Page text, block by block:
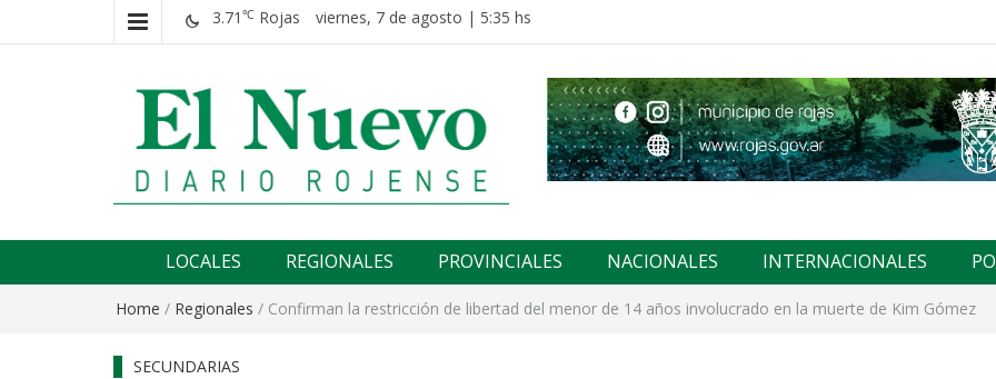
3.71 ℃ Rojas viernes, 7 de agosto | 5:35 hs
El nuevo rojense
LOCALES REGIONALES PROVINCIALES NACIONALES INTERNACIONALES
Home / Regionales / Confirman la restricción de libertad del menor de 14 años involucrado en la muerte de Kim Gómez
SECUNDARIAS